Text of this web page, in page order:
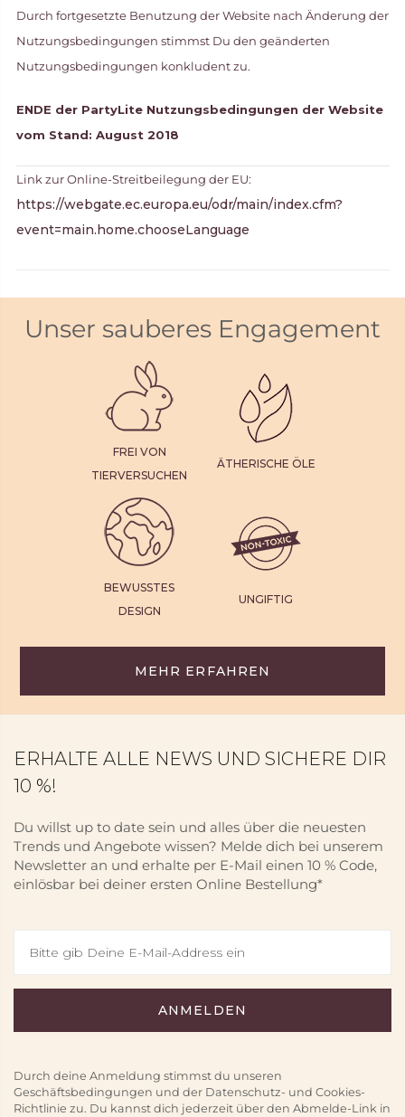
Durch fortgesetzte Benutzung der Website nach Änderung der
Nutzungsbedingungen stimmst Du den geänderten
Nutzungsbedingungen konkludent zu.
ENDE der PartyLite Nutzungsbedingungen der Website
vom Stand: August 2018
Link zur Online-Streitbeilegung der EU:
https://webgate.ec.europa.eu/odr/main/index.cfm?
event=main.home.chooseLanguage
Unser sauberes Engagement
FREI VON
TIERVERSUCHEN
ÄTHERISCHE ÖLE
BEWUSSTES
DESIGN
UNGIFTIG
MEHR ERFAHREN
ERHALTE ALLE NEWS UND SICHERE DIR
10 %!
Du willst up to date sein und alles über die neuesten
Trends und Angebote wissen? Melde dich bei unserem
Newsletter an und erhalte per E-Mail einen 10 % Code,
einlösbar bei deiner ersten Online Bestellung*
Durch deine Anmeldung stimmst du unseren
Geschäftsbedingungen und der Datenschutz- und Cookies-
Richtlinie zu. Du kannst dich jederzeit über den Abmelde-Link in